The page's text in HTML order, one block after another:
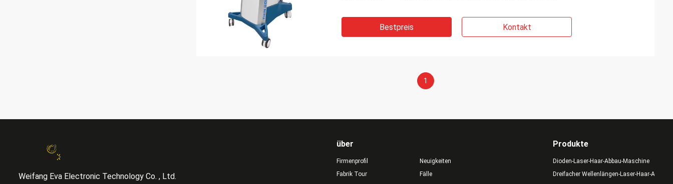
Bestpreis Kontakt
1
Weifang Eva Electronic Technology Co. , Ltd.
über
Firmenprofil
Fabrik Tour
Neuigkeiten
Fälle
Produkte
Dioden-Laser-Haar-Abbau-Maschine
Dreifacher Wellenlängen-Laser-Haar-Abbau